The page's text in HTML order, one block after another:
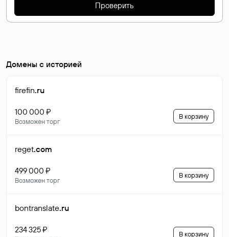
Проверить
Домены с историей
firefin.ru
100 000 ₽
Возможен торг
В корзину
reget.com
499 000 ₽
Возможен торг
В корзину
bontranslate.ru
234 325 ₽ В корзину